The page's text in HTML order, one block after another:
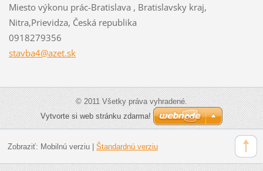
Miesto výkonu prác-Bratislava , Bratislavsky kraj,
Nitra,Prievidza, Česká republika
0918279356
stavba4@azet.sk
© 2011 Všetky práva vyhradené.
Vytvorte si web stránku zdarma!
Zobraziť: Mobilnú verziu| Štandardnú verziu